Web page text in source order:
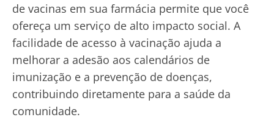
de vacinas em sua farmácia permite que você
ofereça um serviço de alto impacto social. A
facilidade de acesso à vacinação ajuda a
melhorar a adesão aos calendários de
imunização e a prevenção de doenças,
contribuindo diretamente para a saúde da
comunidade.